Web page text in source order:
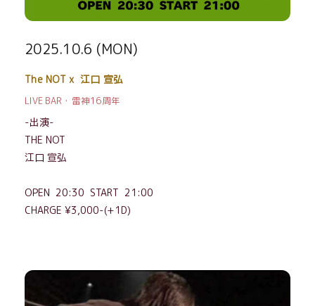
2025.10.6 (MON)
The NOT x 江口 宣弘
LIVE BAR・雷神16周年
-出演-
THE NOT
江口 宣弘
OPEN 20:30 START 21:00
CHARGE ¥3,000-(+1D)